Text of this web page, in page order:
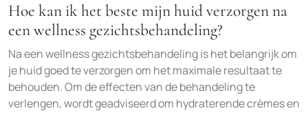
Hoe kan ik het beste mijn huid verzorgen na
een wellness gezichtsbehandeling?
Na een wellness gezichtsbehandeling is het belangrijk om
je huid goed te verzorgen om het maximale resultaat te
behouden. Om de effecten van de behandeling te
verlengen, wordt geadviseerd om hydraterende crèmes en